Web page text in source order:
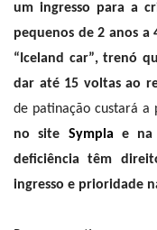
um ingresso para a
pequenos de 2 anos a
“Iceland car”, trenó
dar até 15 voltas ao
de patinação custará a
no site Sympla e na
deficiência têm
ingresso e prioridade